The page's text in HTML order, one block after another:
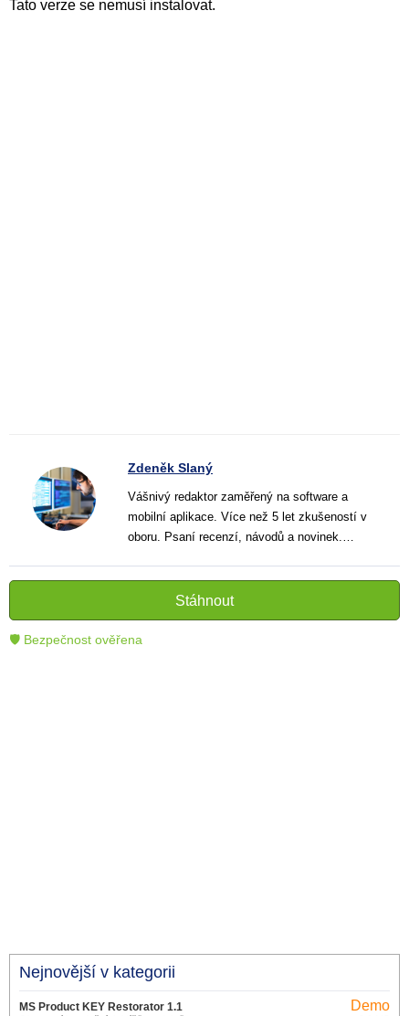
Tato verze se nemusí instalovat.
Zdeněk Slaný
Vášnivý redaktor zaměřený na software a
mobilní aplikace. Více než 5 let zkušeností v
oboru. Psaní recenzí, návodů a novinek.
pomáhají čtenářům lépe porozumět a využít
moderní technologie.
Stáhnout
🛡 Bezpečnost ověřena
Nejnovější v kategorii
MS Product KEY Restorator 1.1
Demo